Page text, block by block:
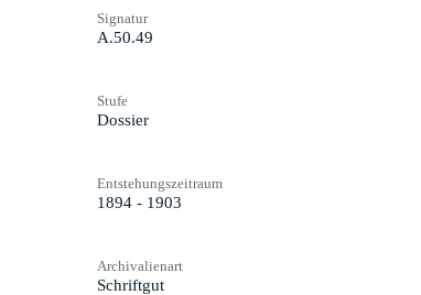
Signatur
A.50.49
Stufe
Dossier
Entstehungszeitraum
1894 - 1903
Archivalienart
Schriftgut